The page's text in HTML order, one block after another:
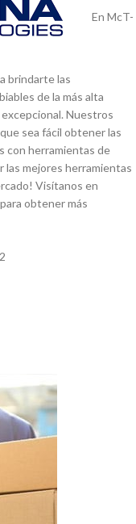
En McT-
brindarte las
de la más alta
Nuestros
sea fácil obtener las
con herramientas de
las mejores herramientas
Visí­tanos en
obtener más